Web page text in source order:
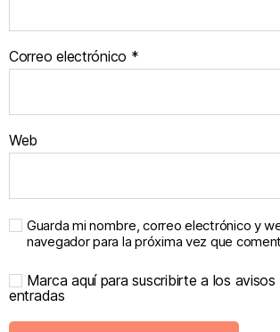
Correo electrónico *
Web
Guarda mi nombre, correo electrónico y
navegador para la próxima vez que
Marca aquí para suscribirte a los
entradas